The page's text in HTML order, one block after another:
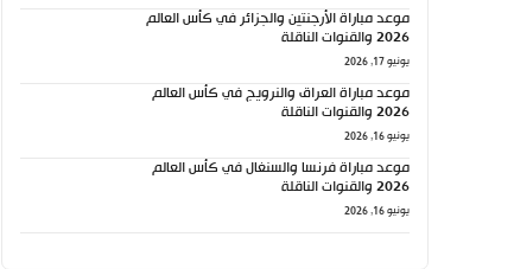
موعد مباراة الأرجنتين والجزائر في كأس العالم
2026 والقنوات الناقلة
يونيو 17, 2026
موعد مباراة العراق والنرويج في كأس العالم
2026 والقنوات الناقلة
يونيو 16, 2026
موعد مباراة فرنسا والسنغال في كأس العالم
2026 والقنوات الناقلة
يونيو 16, 2026